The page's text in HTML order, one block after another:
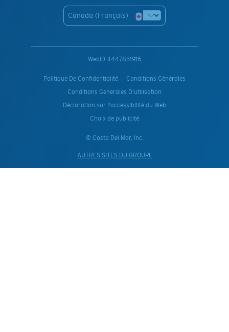
Canada (Français)
WebID #447851916
Politique De Confidentialité
Conditions Générales
Conditions Generales D’utilisation
Déclaration sur l'accessibilité du Web
Choix de publicité
© Costa Del Mar, Inc.
AUTRES SITES DU GROUPE